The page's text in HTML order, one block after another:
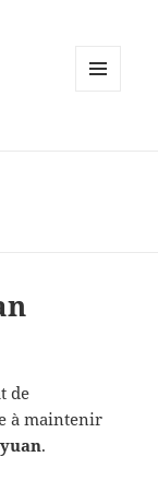
de
à maintenir
.